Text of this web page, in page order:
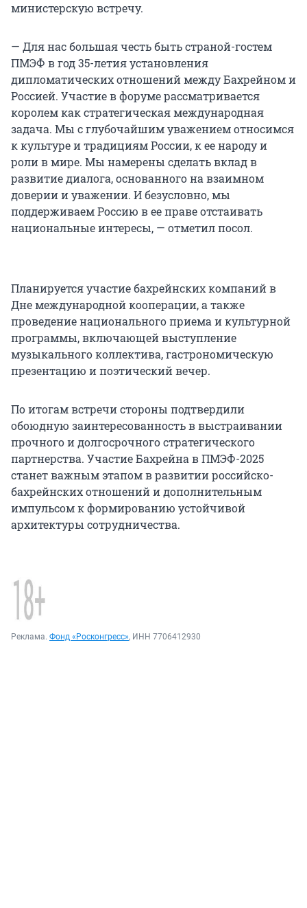
министерскую встречу.
— Для нас большая честь быть страной-гостем
ПМЭФ в год 35-летия установления
дипломатических отношений между Бахрейном и
Россией. Участие в форуме рассматривается
королем как стратегическая международная
задача. Мы с глубочайшим уважением относимся
к культуре и традициям России, к ее народу и
роли в мире. Мы намерены сделать вклад в
развитие диалога, основанного на взаимном
доверии и уважении. И безусловно, мы
поддерживаем Россию в ее праве отстаивать
национальные интересы, — отметил посол.
Планируется участие бахрейнских компаний в
Дне международной кооперации, а также
проведение национального приема и культурной
программы, включающей выступление
музыкального коллектива, гастрономическую
презентацию и поэтический вечер.
По итогам встречи стороны подтвердили
обоюдную заинтересованность в выстраивании
прочного и долгосрочного стратегического
партнерства. Участие Бахрейна в ПМЭФ-2025
станет важным этапом в развитии российско-
бахрейнских отношений и дополнительным
импульсом к формированию устойчивой
архитектуры сотрудничества.
Реклама. Фонд «Росконгресс», ИНН 7706412930